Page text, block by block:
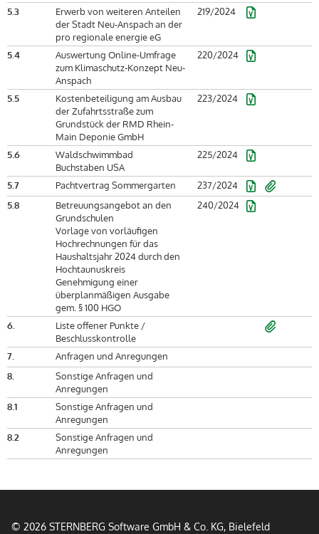
5.3
Erwerb von weiteren Anteilen
der Stadt Neu-Anspach an der
pro regionale energie eG
219/2024
5.4
Auswertung Online-Umfrage
zum Klimaschutz-Konzept Neu-
Anspach
220/2024
5.5
Kostenbeteiligung am Ausbau
der Zufahrtsstraße zum
Grundstück der RMD Rhein-
Main Deponie GmbH
223/2024
5.6
Waldschwimmbad
Buchstaben USA
225/2024
5.7 Pachtvertrag Sommergarten
237/2024
5.8
Betreuungsangebot an den
Grundschulen
Vorlage von vorläufigen
Hochrechnungen für das
Haushaltsjahr 2024 durch den
Hochtaunuskreis
Genehmigung einer
überplanmäßigen Ausgabe
gem. § 100 HGO
240/2024
6.
Liste offener Punkte /
Beschlusskontrolle
7.
Anfragen und Anregungen
8.
Sonstige Anfragen und
Anregungen
8.1
Sonstige Anfragen und
Anregungen
8.2
Sonstige Anfragen und
Anregungen
© 2026 STERNBERG Software GmbH & Co. KG, Bielefeld